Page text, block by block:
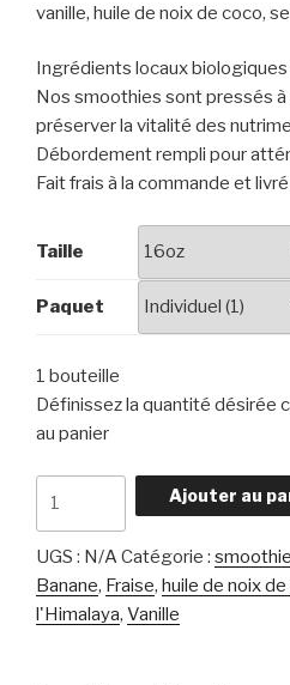
vanille, huile de noix de coco,
Ingrédients locaux biologiques
Nos smoothies sont pressés
préserver la vitalité des
Débordement rempli pour
Fait frais à la commande et
Taille
Paquet
1 bouteille
Définissez la quantité désirée
au panier
La
maca
Ajouter au
UGS : N/ACatégorie :
Banane, Fraise, huile de noix
l'Himalaya, Vanille